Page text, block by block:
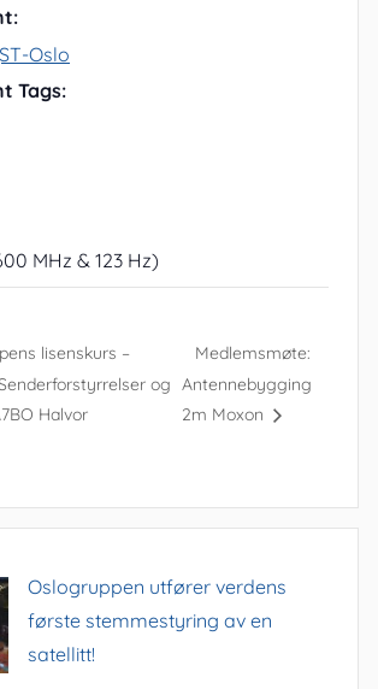
Oslo
Tags:
MHz & 123 Hz)
lisenskurs –
og
Halvor
Medlemsmøte:
Antennebygging
2m Moxon
Oslogruppen utfører verdens
første stemmestyring av en
satellitt!